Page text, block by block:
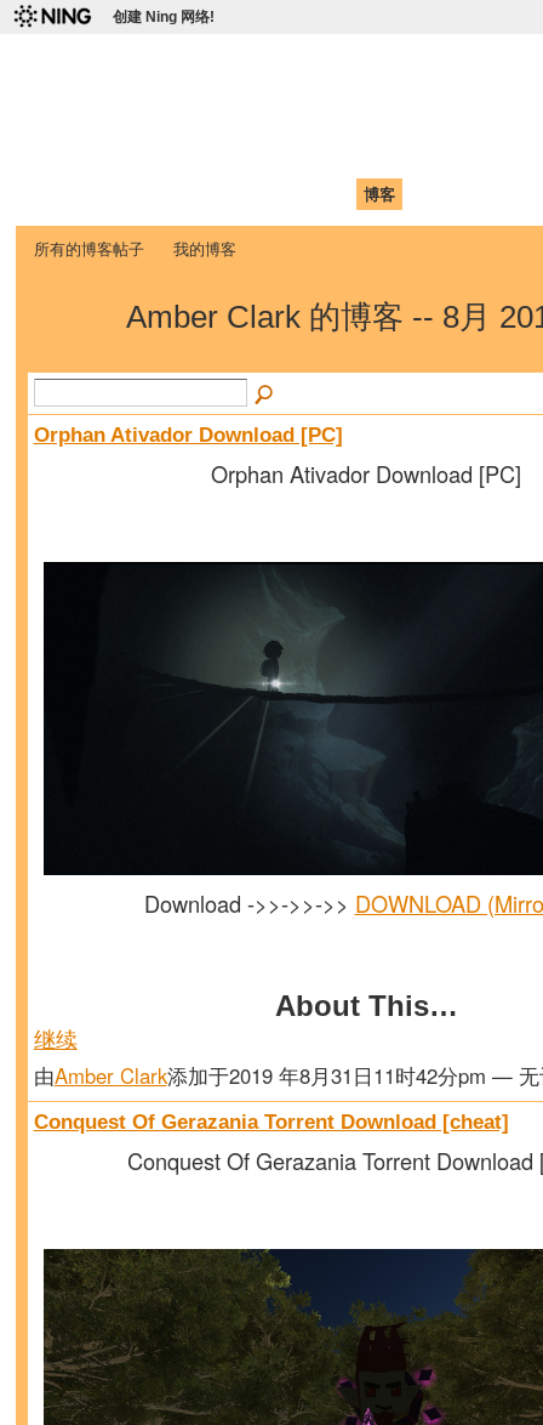
创建 Ning 网络!
博客
所有的博客帖子 我的博客
Amber Clark 的博客 -- 8月
Orphan Ativador Download [PC]
Orphan Ativador Download [PC]
Download ->>->>->> DOWNLOAD
About This…
继续
由Amber Clark添加于2019 年8月31日11时42分pm —
Conquest Of Gerazania Torrent Download [cheat]
Conquest Of Gerazania Torrent Download